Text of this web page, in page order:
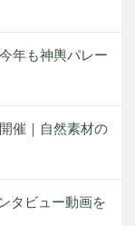
年も神輿パレー
催｜自然素材の
タビュー動画を